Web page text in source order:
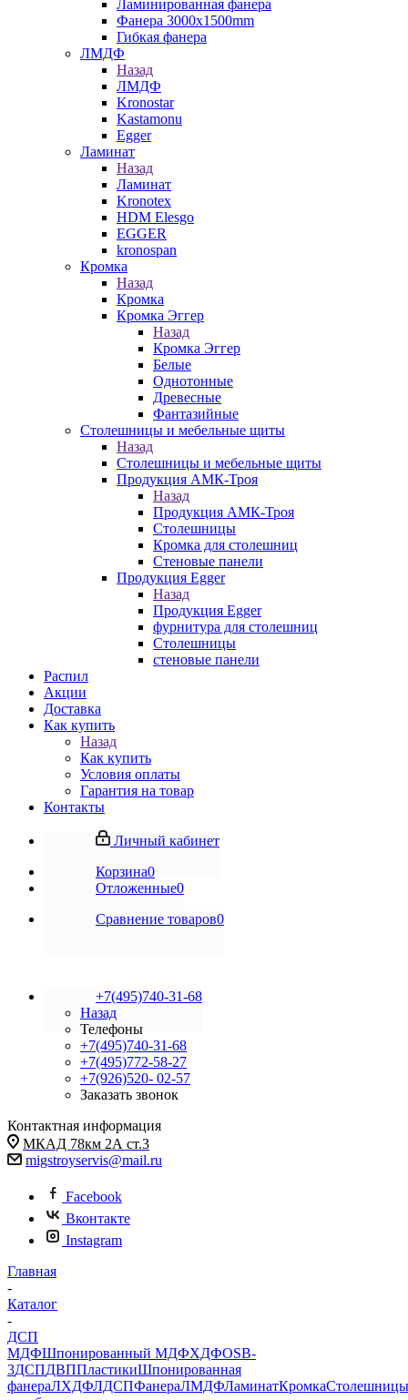
Ламинированная фанера
Фанера 3000х1500mm
Гибкая фанера
ЛМДФ
Назад
ЛМДФ
Kronostar
Kastamonu
Egger
Ламинат
Назад
Ламинат
Kronotex
HDM Elesgo
EGGER
kronospan
Кромка
Назад
Кромка
Кромка Эггер
Назад
Кромка Эггер
Белые
Однотонные
Древесные
Фантазийные
Столешницы и мебельные щиты
Назад
Столешницы и мебельные щиты
Продукция АМК-Троя
Назад
Продукция АМК-Троя
Столешницы
Кромка для столешниц
Стеновые панели
Продукция Egger
Назад
Продукция Egger
фурнитура для столешниц
Столешницы
стеновые панели
Распил
Акции
Доставка
Как купить
Назад
Как купить
Условия оплаты
Гарантия на товар
Контакты
Личный кабинет
Корзина0
Отложенные0
Сравнение товаров0
+7(495)740-31-68
Назад
Телефоны
+7(495)740-31-68
+7(495)772-58-27
+7(926)520- 02-57
Заказать звонок
Контактная информация
МКАД 78км 2А ст.3
migstroyservis@mail.ru
Facebook
Вконтакте
Instagram
Главная
-
Каталог
-
ДСП
МДФШпонированный МДФХДФOSB-
3ДСПДВППластикиШпонированная
фанераЛХДФЛДСПФанераЛМДФЛаминатКромкаСтолешницы